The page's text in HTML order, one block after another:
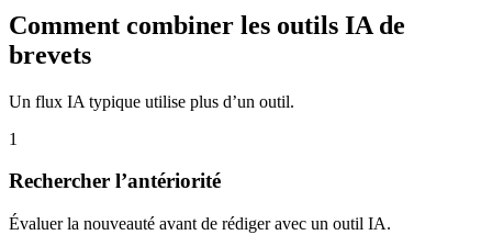
Comment combiner les outils IA de
brevets
Un flux IA typique utilise plus d’un outil.
1
Rechercher l’antériorité
Évaluer la nouveauté avant de rédiger avec un outil IA.